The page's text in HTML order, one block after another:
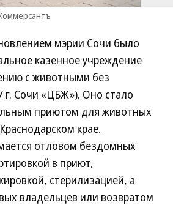
мэрии Сочи было
казенное учреждение
с животными без
Сочи «ЦБЖ»). Оно стало
приютом для животных
крае.
отловом бездомных
в приют,
стерилизацией, а
владельцев или возвратом